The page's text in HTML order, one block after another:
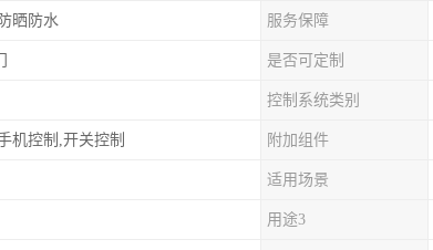
晒防水 服务保障
是否可定制
控制系统类别
机控制,开关控制 附加组件
适用场景
用途3